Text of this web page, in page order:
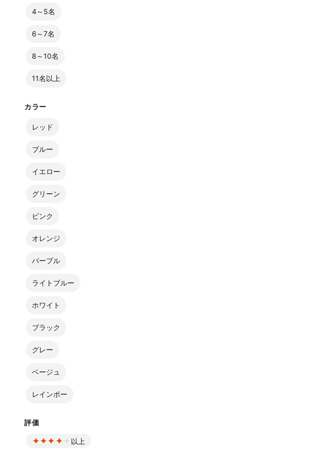
4～5名
6～7名
8～10名
11名以上
カラー
レッド
ブルー
イエロー
グリーン
ピンク
オレンジ
パープル
ライトブルー
ホワイト
ブラック
グレー
ベージュ
レインボー
評価
以上